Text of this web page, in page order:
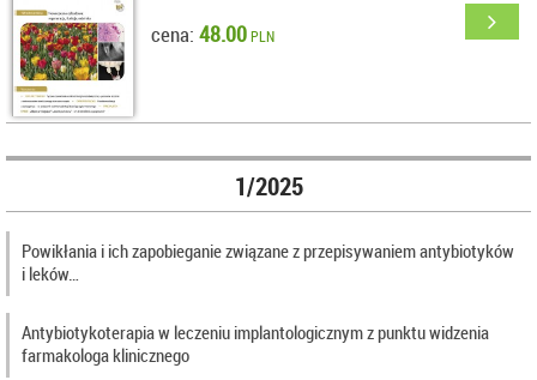
cena: 48.00PLN
1/2025
Powikłania i ich zapobieganie związane z przepisywaniem antybiotyków
i leków…
Antybiotykoterapia w leczeniu implantologicznym z punktu widzenia
farmakologa klinicznego